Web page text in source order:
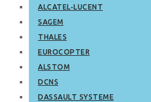
ALCATEL-LUCENT
SAGEM
THALES
EUROCOPTER
ALSTOM
DCNS
DASSAULT SYSTEME